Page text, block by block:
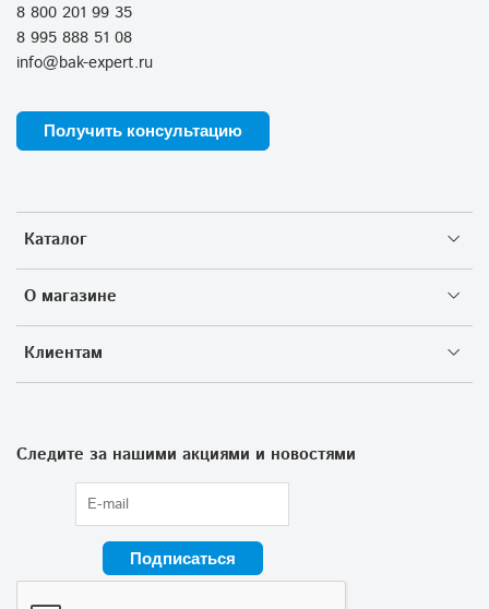
Каталог
О магазине
Клиентам
8 800 201 99 35
8 995 888 51 08
info@bak-expert.ru
Получить консультацию
Следите за нашими акциями и новостями
Подписаться